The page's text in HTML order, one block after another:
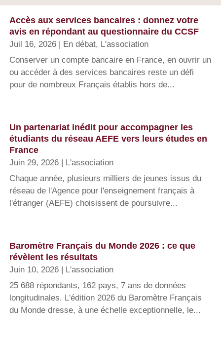
Accès aux services bancaires : donnez votre
avis en répondant au questionnaire du CCSF
Juil 16, 2026 | En débat, L'association
Conserver un compte bancaire en France, en ouvrir un
ou accéder à des services bancaires reste un défi
pour de nombreux Français établis hors de...
Un partenariat inédit pour accompagner les
étudiants du réseau AEFE vers leurs études en
France
Juin 29, 2026 | L'association
Chaque année, plusieurs milliers de jeunes issus du
réseau de l'Agence pour l'enseignement français à
l'étranger (AEFE) choisissent de poursuivre...
Baromètre Français du Monde 2026 : ce que
révèlent les résultats
Juin 10, 2026 | L'association
25 688 répondants, 162 pays, 7 ans de données
longitudinales. L'édition 2026 du Baromètre Français
du Monde dresse, à une échelle exceptionnelle, le...